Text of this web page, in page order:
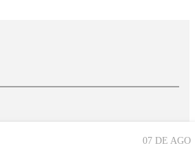
07 DE AGO